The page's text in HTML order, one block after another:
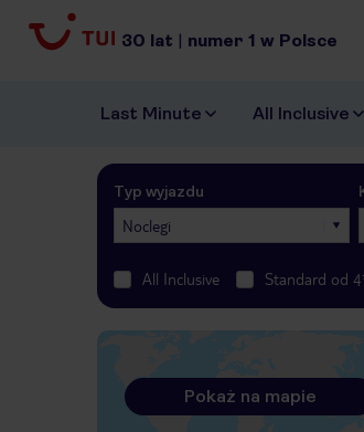
30 lat | numer 1 w Polsce
Last Minute All Inclusive
Typ wyjazdu
Noclegi
All Inclusive Standard od
Pokaż na mapie